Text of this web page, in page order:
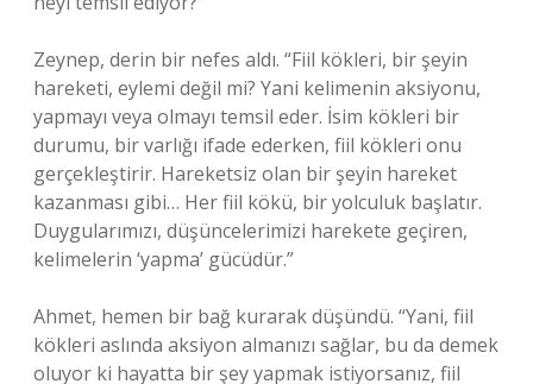
Zeynep, derin bir nefes aldı. “Fiil kökleri, bir şeyin
hareketi, eylemi değil mi? Yani kelimenin aksiyonu,
yapmayı veya olmayı temsil eder. İsim kökleri bir
durumu, bir varlığı ifade ederken, fiil kökleri onu
gerçekleştirir. Hareketsiz olan bir şeyin hareket
kazanması gibi… Her fiil kökü, bir yolculuk başlatır.
Duygularımızı, düşüncelerimizi harekete geçiren,
kelimelerin ‘yapma’ gücüdür.”
Ahmet, hemen bir bağ kurarak düşündü. “Yani, fiil
kökleri aslında aksiyon almanızı sağlar, bu da demek
oluyor ki hayatta bir şey yapmak istiyorsanız, fiil